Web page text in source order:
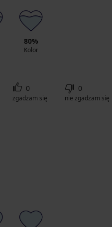
80%
Kolor
0
zgadzam się
0
nie zgadzam się